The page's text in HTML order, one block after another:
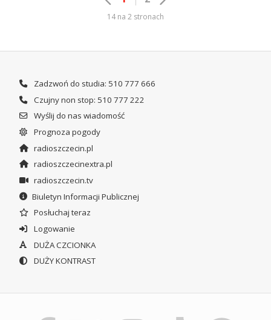
14 na 2 stronach
Zadzwoń do studia: 510 777 666
Czujny non stop: 510 777 222
Wyślij do nas wiadomość
Prognoza pogody
radioszczecin.pl
radioszczecinextra.pl
radioszczecin.tv
Biuletyn Informacji Publicznej
Posłuchaj teraz
Logowanie
DUŻA CZCIONKA
DUŻY KONTRAST